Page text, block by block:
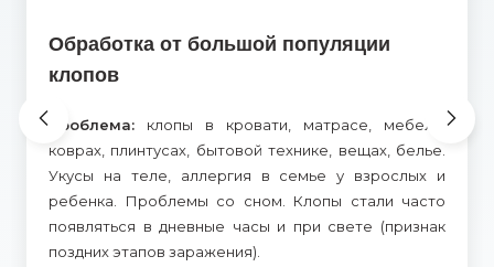
Обработка от большой популяции
клопов
Проблема: клопы в кровати, матрасе, мебели,
коврах, плинтусах, бытовой технике, вещах, белье.
Укусы на теле, аллергия в семье у взрослых и
ребенка. Проблемы со сном. Клопы стали часто
появляться в дневные часы и при свете (признак
поздних этапов заражения).